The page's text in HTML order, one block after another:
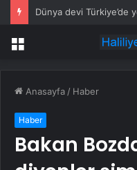
Menü
Anasayfa / Haber
Haber
Bakan